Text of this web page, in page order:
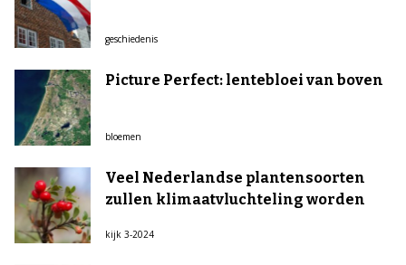
geschiedenis
Picture Perfect: lentebloei van boven
bloemen
Veel Nederlandse plantensoorten
zullen klimaatvluchteling worden
kijk 3-2024